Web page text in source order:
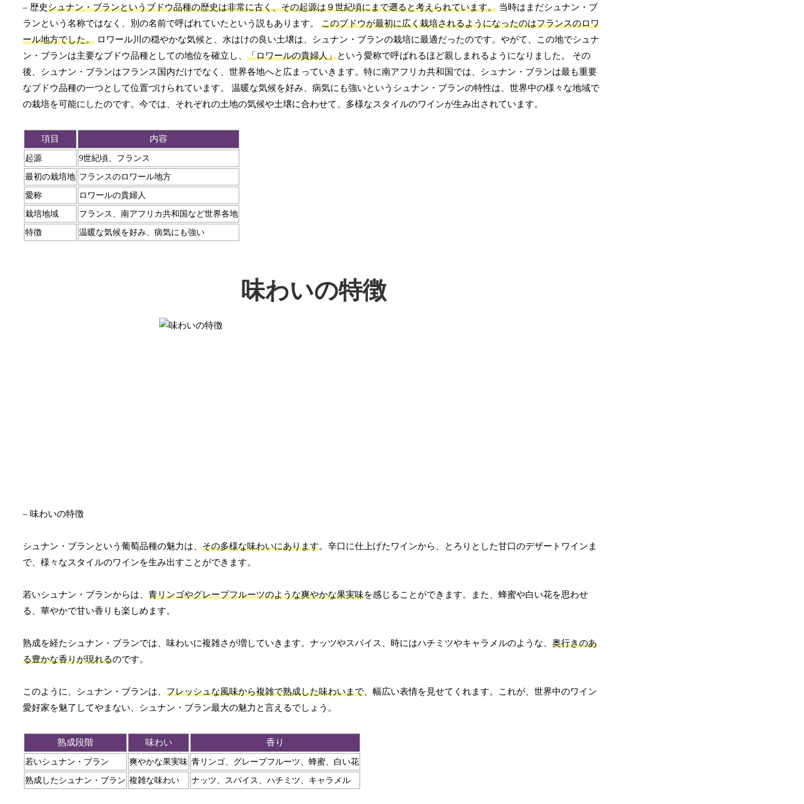
– 歴史シュナン・ブランというブドウ品種の歴史は非常に古く、その起源は９世紀頃にまで遡ると考えられています。 当時はまだシュナン・ブ
ランという名称ではなく、別の名前で呼ばれていたという説もあります。 このブドウが最初に広く栽培されるようになったのはフランスのロワ
ール地方でした。 ロワール川の穏やかな気候と、水はけの良い土壌は、シュナン・ブランの栽培に最適だったのです。やがて、この地でシュナ
ン・ブランは主要なブドウ品種としての地位を確立し、 「ロワールの貴婦人」という愛称で呼ばれるほど親しまれるようになりました。 その
後、シュナン・ブランはフランス国内だけでなく、世界各地へと広まっていきます。特に南アフリカ共和国では、シュナン・ブランは最も重要
なブドウ品種の一つとして位置づけられています。 温暖な気候を好み、病気にも強いというシュナン・ブランの特性は、世界中の様々な地域で
の栽培を可能にしたのです。今では、それぞれの土地の気候や土壌に合わせて、多様なスタイルのワインが生み出されています。
項目 内容
起源 9世紀頃、フランス
最初の栽培地 フランスのロワール地方
愛称 ロワールの貴婦人
栽培地域 フランス、南アフリカ共和国など世界各地
特徴 温暖な気候を好み、病気にも強い
味わいの特徴
– 味わいの特徴
シュナン・ブランという葡萄品種の魅力は、 その多様な味わいにあります。辛口に仕上げたワインから、とろりとした甘口のデザートワインま
で、様々なスタイルのワインを生み出すことができます。
若いシュナン・ブランからは、 青リンゴやグレープフルーツのような爽やかな果実味を感じることができます。また、蜂蜜や白い花を思わせ
る、華やかで甘い香りも楽しめます。
熟成を経たシュナン・ブランでは、味わいに複雑さが増していきます。ナッツやスパイス、時にはハチミツやキャラメルのような、 奥行きのあ
る豊かな香りが現れるのです。
このように、シュナン・ブランは、 フレッシュな風味から複雑で熟成した味わいまで 、幅広い表情を見せてくれます。これが、世界中のワイン
愛好家を魅了してやまない、シュナン・ブラン最大の魅力と言えるでしょう。
熟成段階 味わい 香り
若いシュナン・ブラン 爽やかな果実味 青リンゴ、グレープフルーツ、蜂蜜、白い花
熟成したシュナン・ブラン 複雑な味わい ナッツ、スパイス、ハチミツ、キャラメル